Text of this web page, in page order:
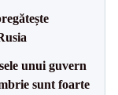
unui guvern
sunt foarte